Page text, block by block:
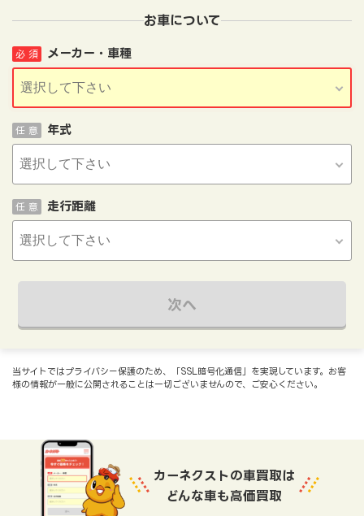
お車について
メーカー・車種
必 須
年式
任 意
走行距離
任 意
次へ
当サイトではプライバシー保護のため、「SSL暗号化通信」を実現しています。お客
様の情報が一般に公開されることは一切ございませんので、ご安心ください。
カーネクストの車買取は
どんな車も高価買取